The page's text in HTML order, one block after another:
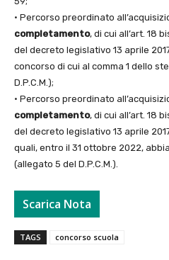
• Percorso preordinato
completamento, di cui all’art. 18
del decreto legislativo 13 aprile
concorso di cui al comma 1 dello
D.P.C.M.);
• Percorso preordinato
completamento, di cui all’art. 18
del decreto legislativo 13 aprile
quali, entro il 31 ottobre 2022,
(allegato 5 del D.P.C.M.).
Scarica Nota
TAGS concorso scuola